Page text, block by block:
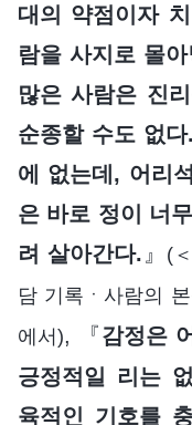
대의 약점이자
람을 사지로 몰
많은 사람은 진
순종할 수도 없
에 없는데, 어리
은 바로 정이 너
려 살아간다. 』
(
담 기록ㆍ사람의
에서), 『감정은
긍정적일 리는
육적인 기호를